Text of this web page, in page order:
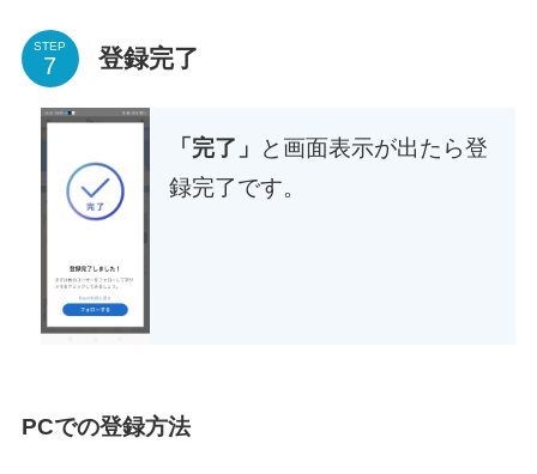
STEP 登録完了
「完了」
と画面表示が出たら登
録完了です。
PCでの登録方法